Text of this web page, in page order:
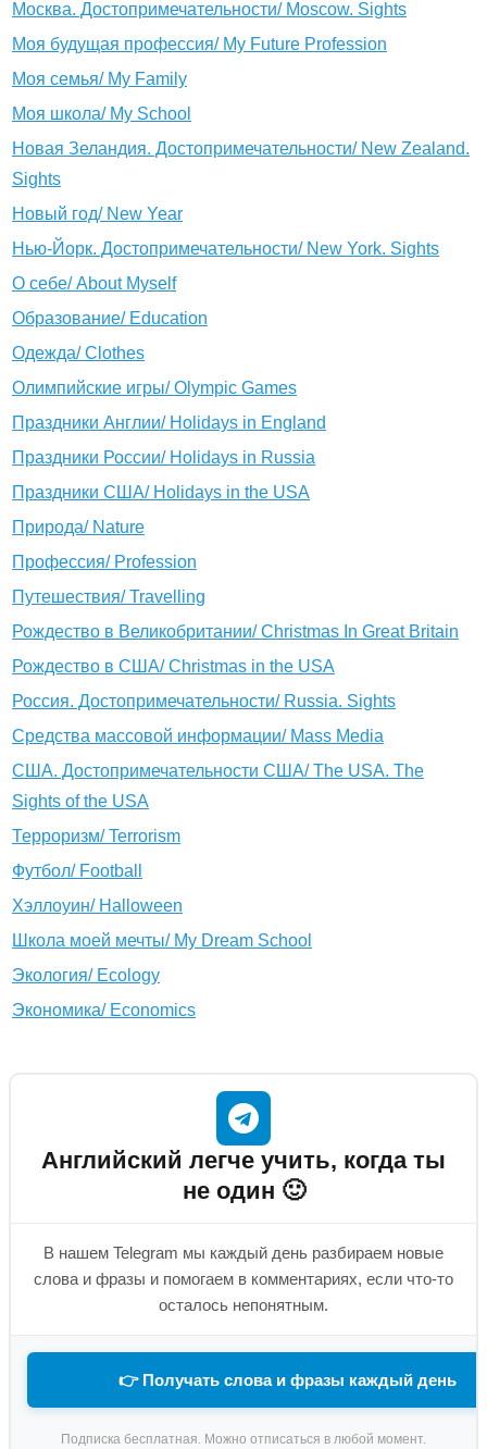
Москва. Достопримечательности/ Moscow. Sights
Моя будущая профессия/ My Future Profession
Моя семья/ My Family
Моя школа/ My School
Новая Зеландия. Достопримечательности/ New Zealand.
Sights
Новый год/ New Year
Нью-Йорк. Достопримечательности/ New York. Sights
О себе/ About Myself
Образование/ Education
Одежда/ Clothes
Олимпийские игры/ Olympic Games
Праздники Англии/ Holidays in England
Праздники России/ Holidays in Russia
Праздники США/ Holidays in the USA
Природа/ Nature
Профессия/ Profession
Путешествия/ Travelling
Рождество в Великобритании/ Christmas In Great Britain
Рождество в США/ Christmas in the USA
Россия. Достопримечательности/ Russia. Sights
Средства массовой информации/ Mass Media
США. Достопримечательности США/ The USA. The
Sights of the USA
Терроризм/ Terrorism
Футбол/ Football
Хэллоуин/ Halloween
Школа моей мечты/ My Dream School
Экология/ Ecology
Экономика/ Economics
Английский легче учить, когда ты
не один 🙂
В нашем Telegram мы каждый день разбираем новые
слова и фразы и помогаем в комментариях, если что-то
осталось непонятным.
👉 Получать слова и фразы каждый день
Подписка бесплатная. Можно отписаться в любой момент.